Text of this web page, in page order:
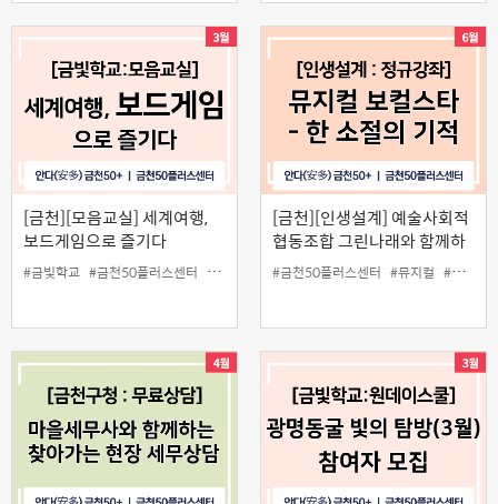
[금천][모음교실] 세계여행,
보드게임으로 즐기다
#금빛학교 #금천50플러스센터 #모음교실 #보드게임 #세계여행 #인생설계
[금천][인생설계] 예술사회적
협동조합 그린나래와 함께하
는 뮤지컬 보컬스타 - 한 소절
의 기적
#금천50플러스센터 #뮤지컬 #보컬